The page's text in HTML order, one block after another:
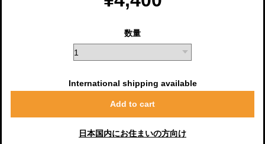
数量
International shipping available
Add to cart
日本国内にお住まいの方向け